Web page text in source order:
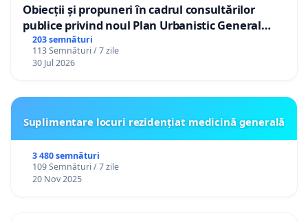
Obiecții și propuneri în cadrul consultărilor
publice privind noul Plan Urbanistic General
(PUG) Ialoveni
203 semnături
113 Semnături / 7 zile
30 Jul 2026
Suplimentare locuri rezidențiat medicină generală
3 480 semnături
109 Semnături / 7 zile
20 Nov 2025